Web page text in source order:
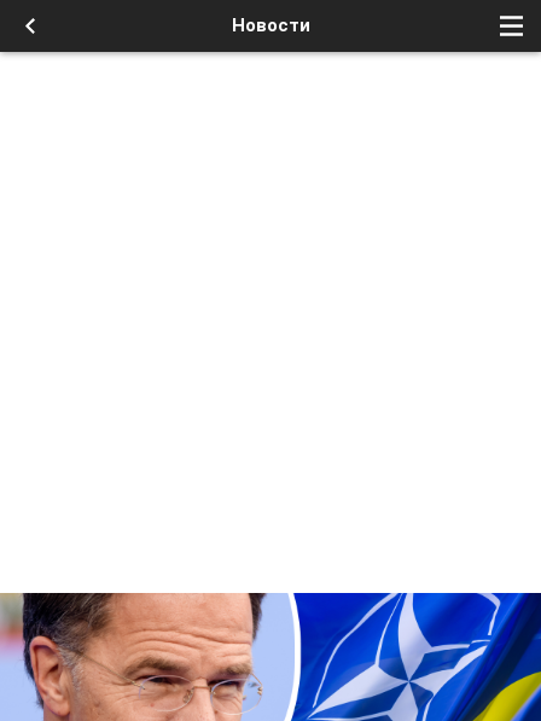
Новости